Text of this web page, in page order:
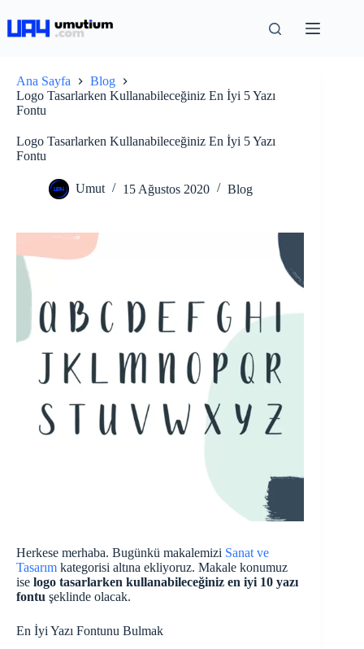
Ana Sayfa
Blog
Logo Tasarlarken Kullanabileceğiniz En İyi 5 Yazı
Fontu
Logo Tasarlarken Kullanabileceğiniz En İyi 5 Yazı
Fontu
Umut 15 Ağustos 2020 Blog
Herkese merhaba. Bugünkü makalemizi Sanat ve
Tasarım kategorisi altına ekliyoruz. Makale konumuz
ise logo tasarlarken kullanabileceğiniz en iyi 10 yazı
fontu şeklinde olacak.
En İyi Yazı Fontunu Bulmak